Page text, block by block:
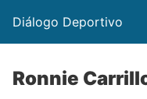
Diálogo Deportivo
Ronnie